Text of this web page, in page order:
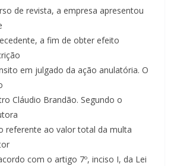
de revista, a empresa apresentou
a fim de obter efeito
em julgado da ação anulatória. O
Cláudio Brandão. Segundo o
referente ao valor total da multa
com o artigo 7º, inciso I, da Lei